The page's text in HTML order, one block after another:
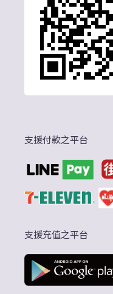
支援付款之平台
支援充值之平台